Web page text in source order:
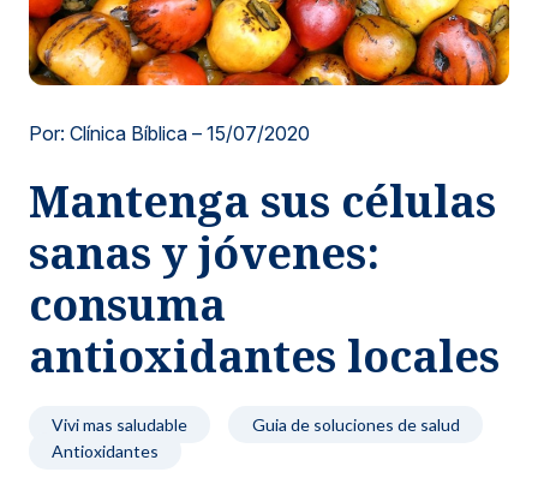
Otros Servicios
Investigación, Innovación y Docencia
Sedes
Noticias y blog
Por: Clínica Bíblica – 15/07/2020
Mantenga sus células
sanas y jóvenes:
consuma
antioxidantes locales
Vivi mas saludable
Guia de soluciones de salud
Antioxidantes